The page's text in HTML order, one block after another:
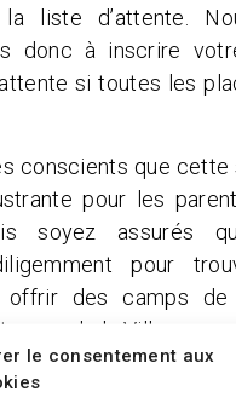
le consentement aux
liste d’attente.
donc à inscrire
si toutes les
conscients que cette
pour les
soyez assurés
pour
offrir des camps
de la Ville.
remercions